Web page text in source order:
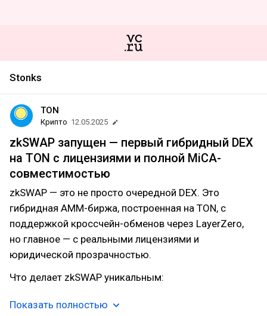
Stonks
TON
Крипто 12.05.2025
zkSWAP запущен — первый гибридный DEX
на TON с лицензиями и полной MiCA-
совместимостью
zkSWAP — это не просто очередной DEX. Это
гибридная AMM-биржа, построенная на TON, с
поддержкой кроссчейн-обменов через LayerZero,
но главное — с реальными лицензиями и
юридической прозрачностью.
Что делает zkSWAP уникальным:
Показать полностью